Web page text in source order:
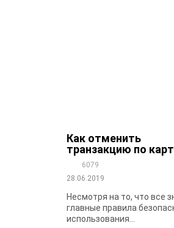
Как отменить
транзакцию по
6079
28.06.2019
Несмотря на то, что все
главные правила
использования...